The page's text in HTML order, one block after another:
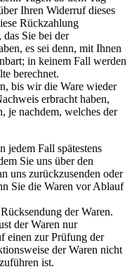
Ihren Widerruf dieses
Rückzahlung
Sie bei der
es sei denn, mit Ihnen
in keinem Fall werden
berechnet.
bis wir die Ware wieder
erbracht haben,
je nachdem, welches der
jedem Fall spätestens
Sie uns über den
uns zurückzusenden oder
Sie die Waren vor Ablauf
der Waren.
der Waren nur
einen zur Prüfung der
der Waren nicht
ist.